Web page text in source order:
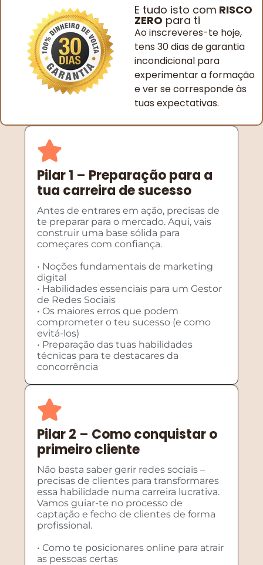
E tudo isto com RISCO
ZERO para ti
Ao inscreveres-te hoje,
tens 30 dias de garantia
incondicional para
experimentar a formação
e ver se corresponde às
tuas expectativas.
TUDO O QUE VAIS APRENDER NA
FORMAÇÃO GESTOR DE REDES SOCIAIS
Pilar 1 – Preparação para a
tua carreira de sucesso
Antes de entrares em ação, precisas de
te preparar para o mercado. Aqui, vais
construir uma base sólida para
começares com confiança.
• Noções fundamentais de marketing
digital
• Habilidades essenciais para um Gestor
de Redes Sociais
• Os maiores erros que podem
comprometer o teu sucesso (e como
evitá-los)
• Preparação das tuas habilidades
técnicas para te destacares da
concorrência
Pilar 2 – Como conquistar o
primeiro cliente
Não basta saber gerir redes sociais –
precisas de clientes para transformares
essa habilidade numa carreira lucrativa.
Vamos guiar-te no processo de
captação e fecho de clientes de forma
profissional.
• Como te posicionares online para atrair
as pessoas certas